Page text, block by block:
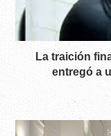
La traición
entregó a